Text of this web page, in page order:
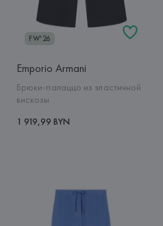
FW'26
Emporio Armani
Брюки-палаццо из эластичной
вискозы
1 919,99 BYN